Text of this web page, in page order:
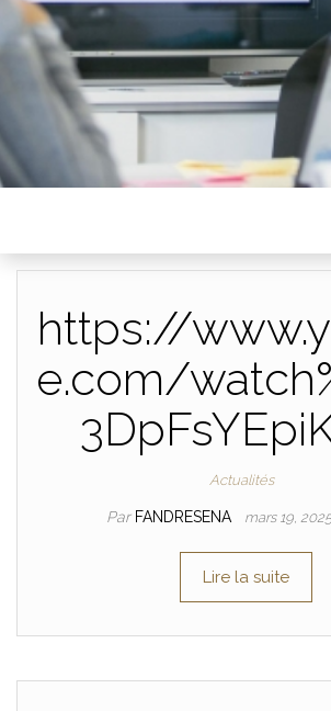
https://
e.com/
Actualités
Par FANDRESENA mars 19,
Lire la suite